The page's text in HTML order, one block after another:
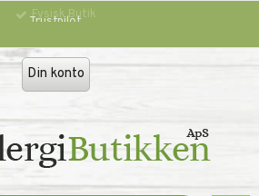
Trustpilot
Din konto